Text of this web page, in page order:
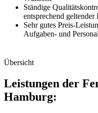
Ständige
entsprechend
Sehr gutes Preis-
Aufgaben- und
Übersicht
Leistungen der
Hamburg: